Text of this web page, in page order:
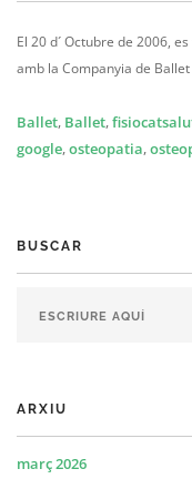
El 20 d´ Octubre de 2006,
amb la Companyia de
Ballet, Ballet,
google,osteopatia,
BUSCAR
ARXIU
març 2026